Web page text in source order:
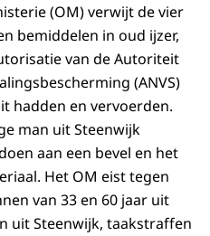
(OM) verwijt de vier
bemiddelen in oud ijzer,
van de Autoriteit
(ANVS)
hadden en vervoerden.
man uit Steenwijk
aan een bevel en het
Het OM eist tegen
van 33 en 60 jaar uit
uit Steenwijk, taakstraffen